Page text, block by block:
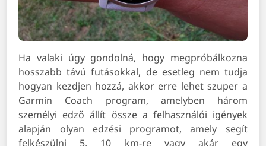
Ha valaki úgy gondolná, hogy megpróbálkozna
hosszabb távú futásokkal, de esetleg nem tudja
hogyan kezdjen hozzá, akkor erre lehet szuper a
Garmin Coach program, amelyben három
személyi edző állít össze a felhasználói igények
alapján olyan edzési programot, amely segít
felkészülni 5, 10 km-re vagy akár egy